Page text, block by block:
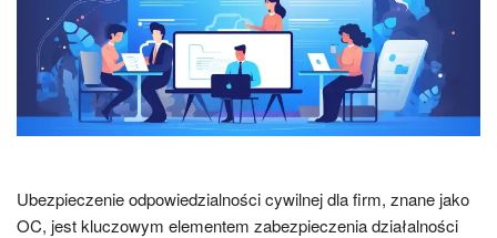
Ubezpieczenie odpowiedzialności cywilnej dla firm, znane jako
OC, jest kluczowym elementem zabezpieczenia działalności